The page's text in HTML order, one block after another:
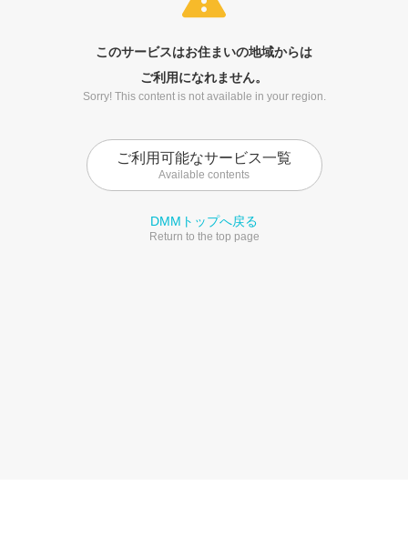
このサービスはお住まいの地域からは
ご利用になれません。
Sorry! This content is not available in your region.
ご利用可能なサービス一覧
Available contents
DMMトップへ戻る
Return to the top page